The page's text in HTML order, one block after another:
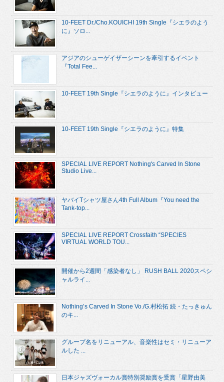
10-FEET Dr./Cho.KOUICHI 19th Single『シエラのよう
に』ソロ...
アジアのシューゲイザーシーンを牽引するイベント
『Total Fee...
10-FEET 19th Single『シエラのように』インタビュー
10-FEET 19th Single『シエラのように』特集
SPECIAL LIVE REPORT Nothing's Carved In Stone
Studio Live...
ヤバイTシャツ屋さん4th Full Album『You need the
Tank-top...
SPECIAL LIVE REPORT Crossfaith “SPECIES
VIRTUAL WORLD TOU...
開催から2週間「感染者なし」 RUSH BALL 2020スペシ
ャルライ...
Nothing’s Carved In Stone Vo./G.村松拓 続・たっきゅん
のキ...
グループ名をリニューアル、音楽性はセミ・リニューア
ルした ...
日本ジャズヴォーカル賞特別奨励賞を受賞「星野由美